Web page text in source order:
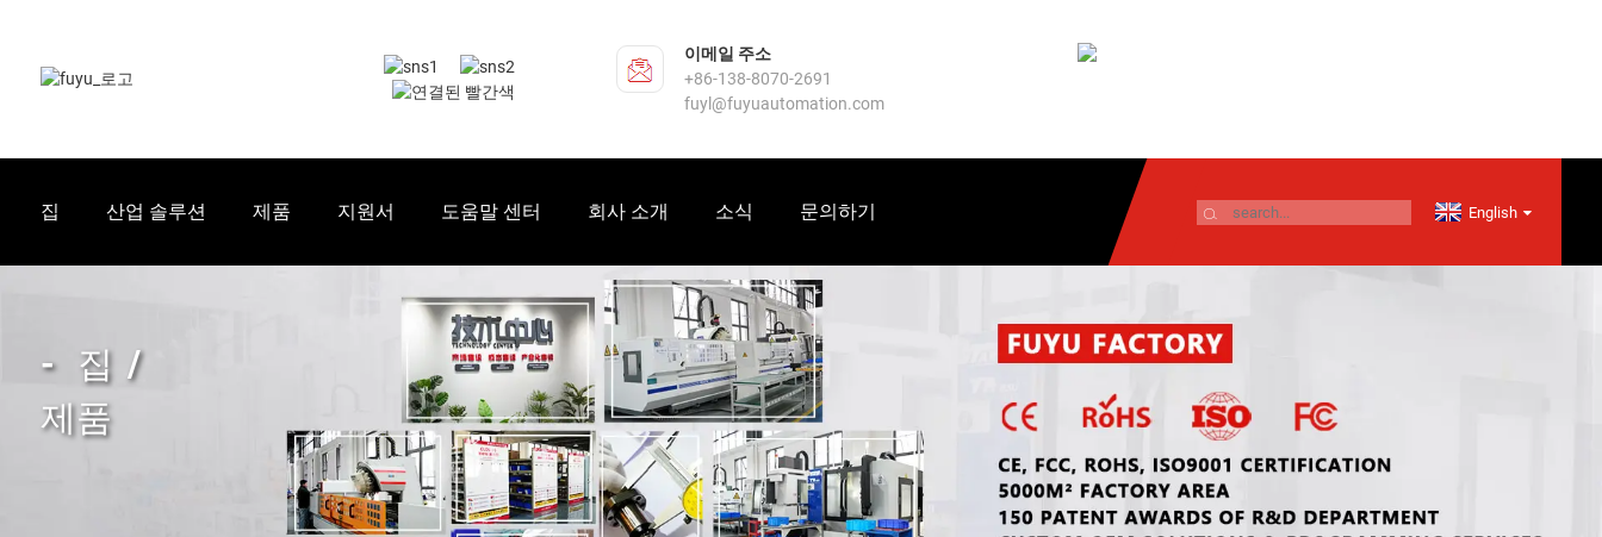
이메일 주소
+86-138-8070-2691
fuyl@fuyuautomation.com
집 산업 솔루션 제품 지원서 도움말 센터 회사 소개 소식 문의하기 English
집
제품